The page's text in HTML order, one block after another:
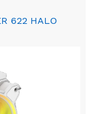
622 HALO